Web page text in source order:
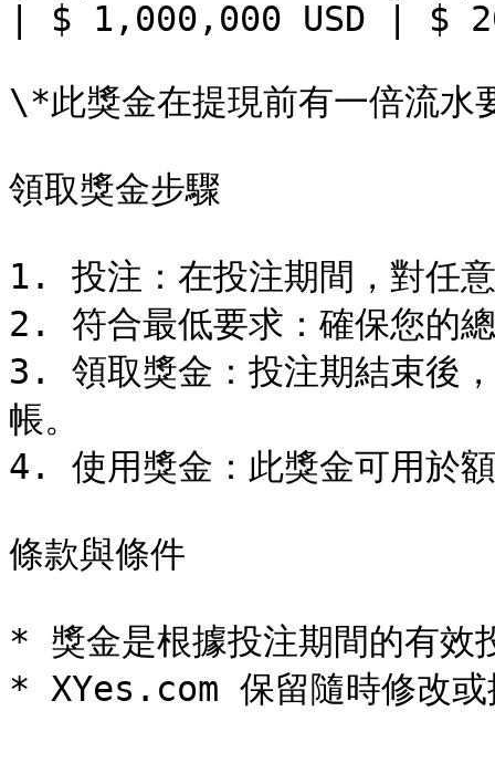
| $ 1,000,000 USD | $
\*此獎金在提現前有一倍流水
領取獎金步驟
1. 投注：在投注期間，對任
2. 符合最低要求：確保您的
3. 領取獎金：投注期結束後
帳。
4. 使用獎金：此獎金可用於
條款與條件
* 獎金是根據投注期間的有效